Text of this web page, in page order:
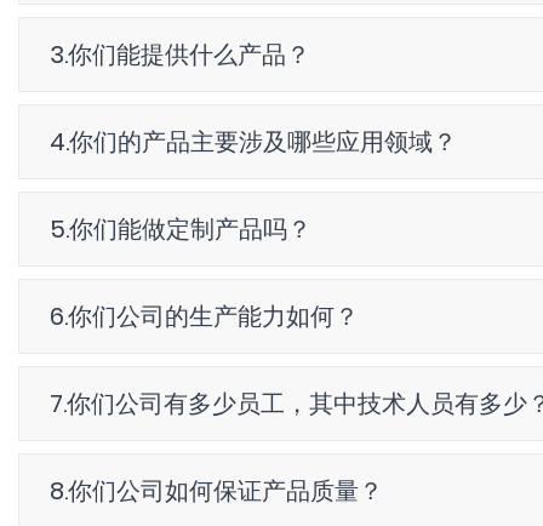
3.你们能提供什么产品？
4.你们的产品主要涉及哪些应用领域？
5.你们能做定制产品吗？
6.你们公司的生产能力如何？
7.你们公司有多少员工，其中技术人员有多少
8.你们公司如何保证产品质量？